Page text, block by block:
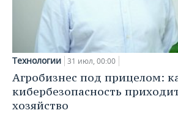
Технологии 31 июл, 00:00
Агробизнес под прицелом:
кибербезопасность
хозяйство